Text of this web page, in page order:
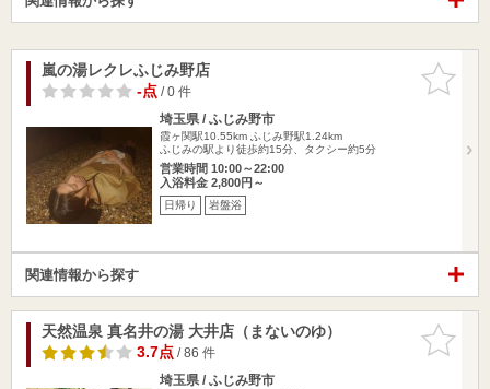
お気に入
りに追加
嵐の湯レクレふじみ野店
-点/ 0 件
埼玉県 / ふじみ野市
霞ヶ関駅10.55km ふじみ野駅1.24km
ふじみの駅より徒歩約15分、タクシー約5分
営業時間 10:00～22:00
入浴料金 2,800円～
日帰り 岩盤浴
関連情報から探す
お気に入
りに追加
天然温泉 真名井の湯 大井店（まないのゆ）
3.7点/ 86 件
埼玉県 / ふじみ野市